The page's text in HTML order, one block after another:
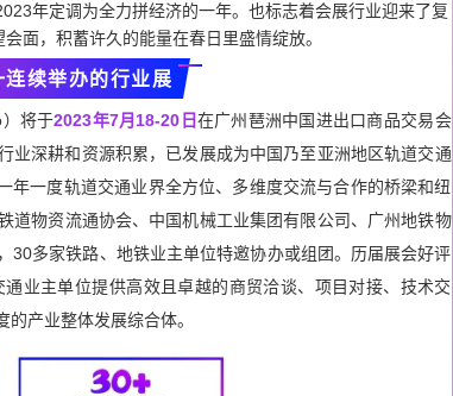
年定调为全力拼经济的一年。也标志着会展行业迎来了复
面，积蓄许久的能量在春日里盛情绽放。
续举办的行业展
将于2023年7月18-20日在广州琶洲中国进出口商品交易会
业深耕和资源积累，已发展成为中国乃至亚洲地区轨道交通
一度轨道交通业界全方位、多维度交流与合作的桥梁和纽
道物资流通协会、中国机械工业集团有限公司、广州地铁物
多家铁路、地铁业主单位特邀协办或组团。历届展会好评
业主单位提供高效且卓越的商贸洽谈、项目对接、技术交
产业整体发展综合体。